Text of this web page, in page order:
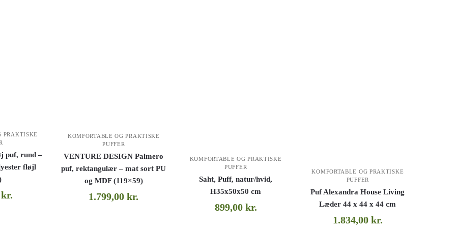
PRAKTISKE
puf, rund –
fløjl
kr.
KOMFORTABLE OG PRAKTISKE
PUFFER
VENTURE DESIGN Palmero
puf, rektangulær – mat sort PU
og MDF (119×59)
1.799,00kr.
KOMFORTABLE OG PRAKTISKE
PUFFER
Saht, Puff, natur/hvid,
H35x50x50 cm
899,00 kr.
KOMFORTABLE OG PRAKTISKE
PUFFER
Puf Alexandra House Living
Læder 44 x 44 x 44 cm
1.834,00 kr.